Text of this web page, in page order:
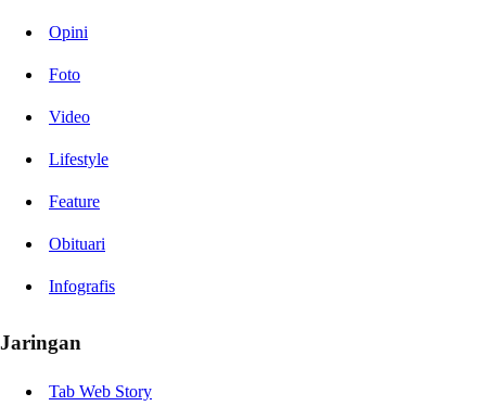
Opini
Foto
Video
Lifestyle
Feature
Obituari
Infografis
Jaringan
Tab Web Story